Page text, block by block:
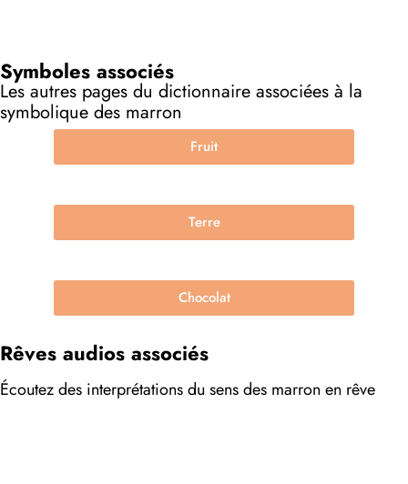
Symboles associés
Les autres pages du dictionnaire associées à la
symbolique des marron
Fruit
Terre
Chocolat
Rêves audios associés
Écoutez des interprétations du sens des marron en rêve